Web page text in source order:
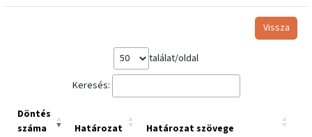
Vissza
találat/oldal
Keresés:
Döntés
száma
Határozat
Határozat szövege